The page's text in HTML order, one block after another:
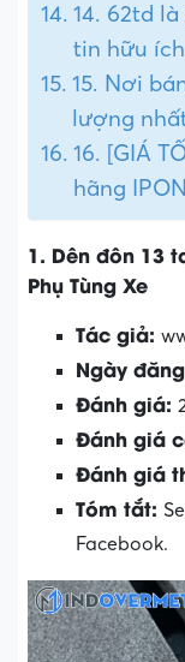
14. 62td
tin hữu
15. Nơi
lượng
16. [GIÁ
hãng
1. Dên đôn 13
Phụ Tùng Xe
Tác giả:
Ngày
Đánh giá:
Đánh giá
Đánh giá
Tóm tắt:
Facebook.